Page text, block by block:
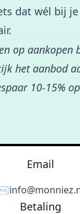
dat wél bij
op aankopen
het aanbod
10-15%
Email
Betaling